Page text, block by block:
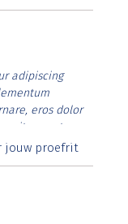
adipiscing
eros dolor
vitae erat.
rutrum lorem
jouw proefrit